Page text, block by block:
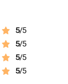
5/5
5/5
5/5
5/5